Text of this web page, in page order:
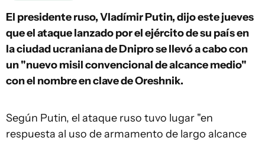
El presidente ruso, Vladímir Putin, dijo este jueves
que el ataque lanzado por el ejército de su país en
la ciudad ucraniana de Dnipro se llevó a cabo con
un "nuevo misil convencional de alcance medio"
con el nombre en clave de Oreshnik.
Según Putin, el ataque ruso tuvo lugar "en
respuesta al uso de armamento de largo alcance